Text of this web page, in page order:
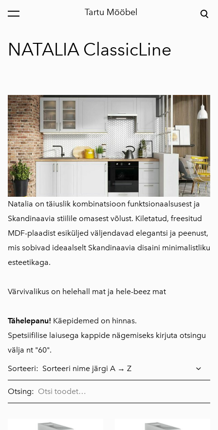
Tartu Mööbel
lisati ostukorvi. Vaata ostukorvi
NATALIA ClassicLine
Natalia on täiuslik kombinatsioon funktsionaalsusest ja
Skandinaavia stiilile omasest võlust. Kiletatud, freesitud
MDF-plaadist esiküljed väljendavad elegantsi ja peenust,
mis sobivad ideaalselt Skandinaavia disaini minimalistliku
esteetikaga.
Värvivalikus on helehall mat ja hele-beez mat
Tähelepanu! Käepidemed on hinnas.
Spetsiifilise laiusega kappide nägemiseks kirjuta otsingu
välja nt "60".
Sorteeri:
Otsing: